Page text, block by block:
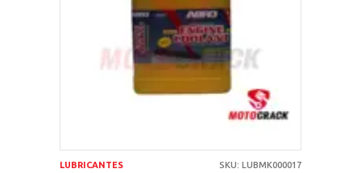
AÑADIR AL CARRITO
LUBRICANTES SKU: LUBMK000017